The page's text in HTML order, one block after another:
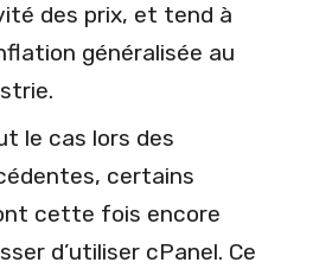
des prix, et tend à
généralisée au
le cas lors des
certains
cette fois encore
d’utiliser cPanel. Ce